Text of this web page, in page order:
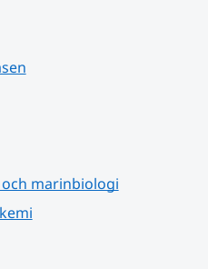
marinbiologi